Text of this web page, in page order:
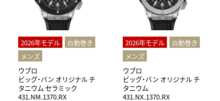
2026年モデル
⾃動巻き
メンズ
ウブロ
ビッグ・バン オリジナル チ
タニウム セラミック
431.NM.1370.RX
2026年モデル
⾃動巻き
メンズ
ウブロ
ビッグ・バン オリジナル チ
タニウム
431.NX.1370.RX